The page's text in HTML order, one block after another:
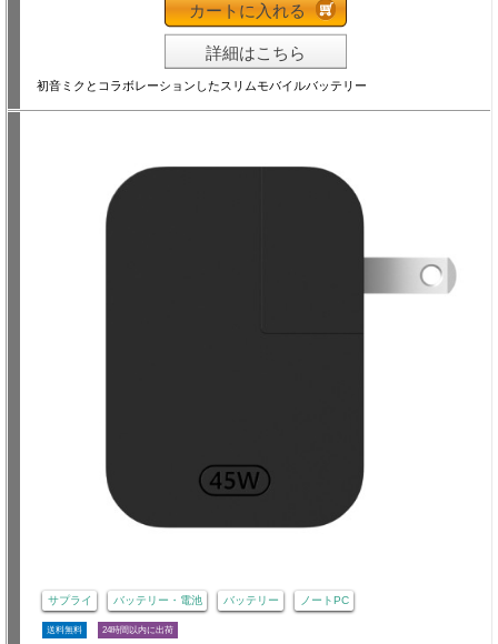
カートに入れる
詳細はこちら
初音ミクとコラボレーションしたスリムモバイルバッテリー
サプライ バッテリー・電池 バッテリー ノートPC
送料無料 24時間以内に出荷